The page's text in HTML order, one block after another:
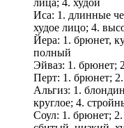
лица; 4. худой
Иса: 1. длинные
худое лицо; 4.
Йера: 1. брюнет,
полный
Эйваз: 1. брюнет;
Перт: 1. брюнет;
Альгиз: 1.
круглое; 4.
Соул: 1. брюнет; 2.